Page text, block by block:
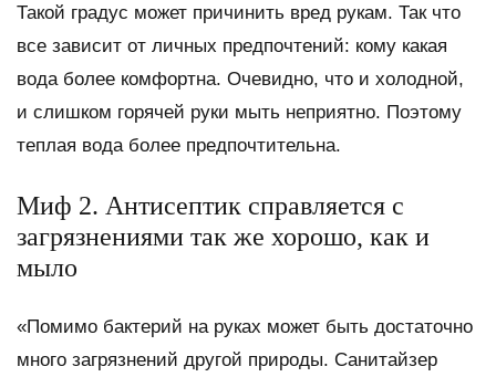
Такой градус может причинить вред рукам. Так что
все зависит от личных предпочтений: кому какая
вода более комфортна. Очевидно, что и холодной,
и слишком горячей руки мыть неприятно. Поэтому
теплая вода более предпочтительна.
Миф 2. Антисептик справляется с
загрязнениями так же хорошо, как и
мыло
«Помимо бактерий на руках может быть достаточно
много загрязнений другой природы. Санитайзер